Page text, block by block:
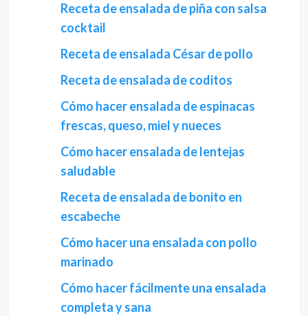
Receta de ensalada de piña con salsa
cocktail
Receta de ensalada César de pollo
Receta de ensalada de coditos
Cómo hacer ensalada de espinacas
frescas, queso, miel y nueces
Cómo hacer ensalada de lentejas
saludable
Receta de ensalada de bonito en
escabeche
Cómo hacer una ensalada con pollo
marinado
Cómo hacer fácilmente una ensalada
completa y sana